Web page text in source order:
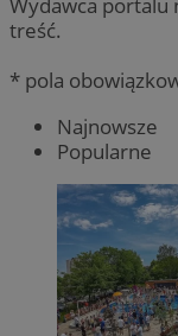
Wydawca portalu
treść.
* pola
Najnowsze
Popularne